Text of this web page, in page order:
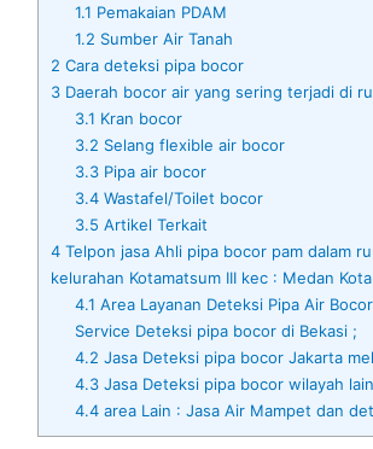
1.1 Pemakaian PDAM
1.2 Sumber Air Tanah
2 Cara deteksi pipa bocor
3 Daerah bocor air yang sering terjadi di
3.1 Kran bocor
3.2 Selang flexible air bocor
3.3Pipa air bocor
3.4Wastafel/Toilet bocor
3.5 Artikel Terkait
4 Telpon jasa Ahli pipa bocor pam dalam
kelurahan Kotamatsum III kec : Medan
4.1 Area Layanan Deteksi Pipa Air
Service Deteksi pipa bocor di Bekasi ;
4.2 Jasa Deteksi pipa bocor Jakarta
4.3Jasa Deteksi pipa bocor wilayah
4.4area Lain : Jasa Air Mampet dan